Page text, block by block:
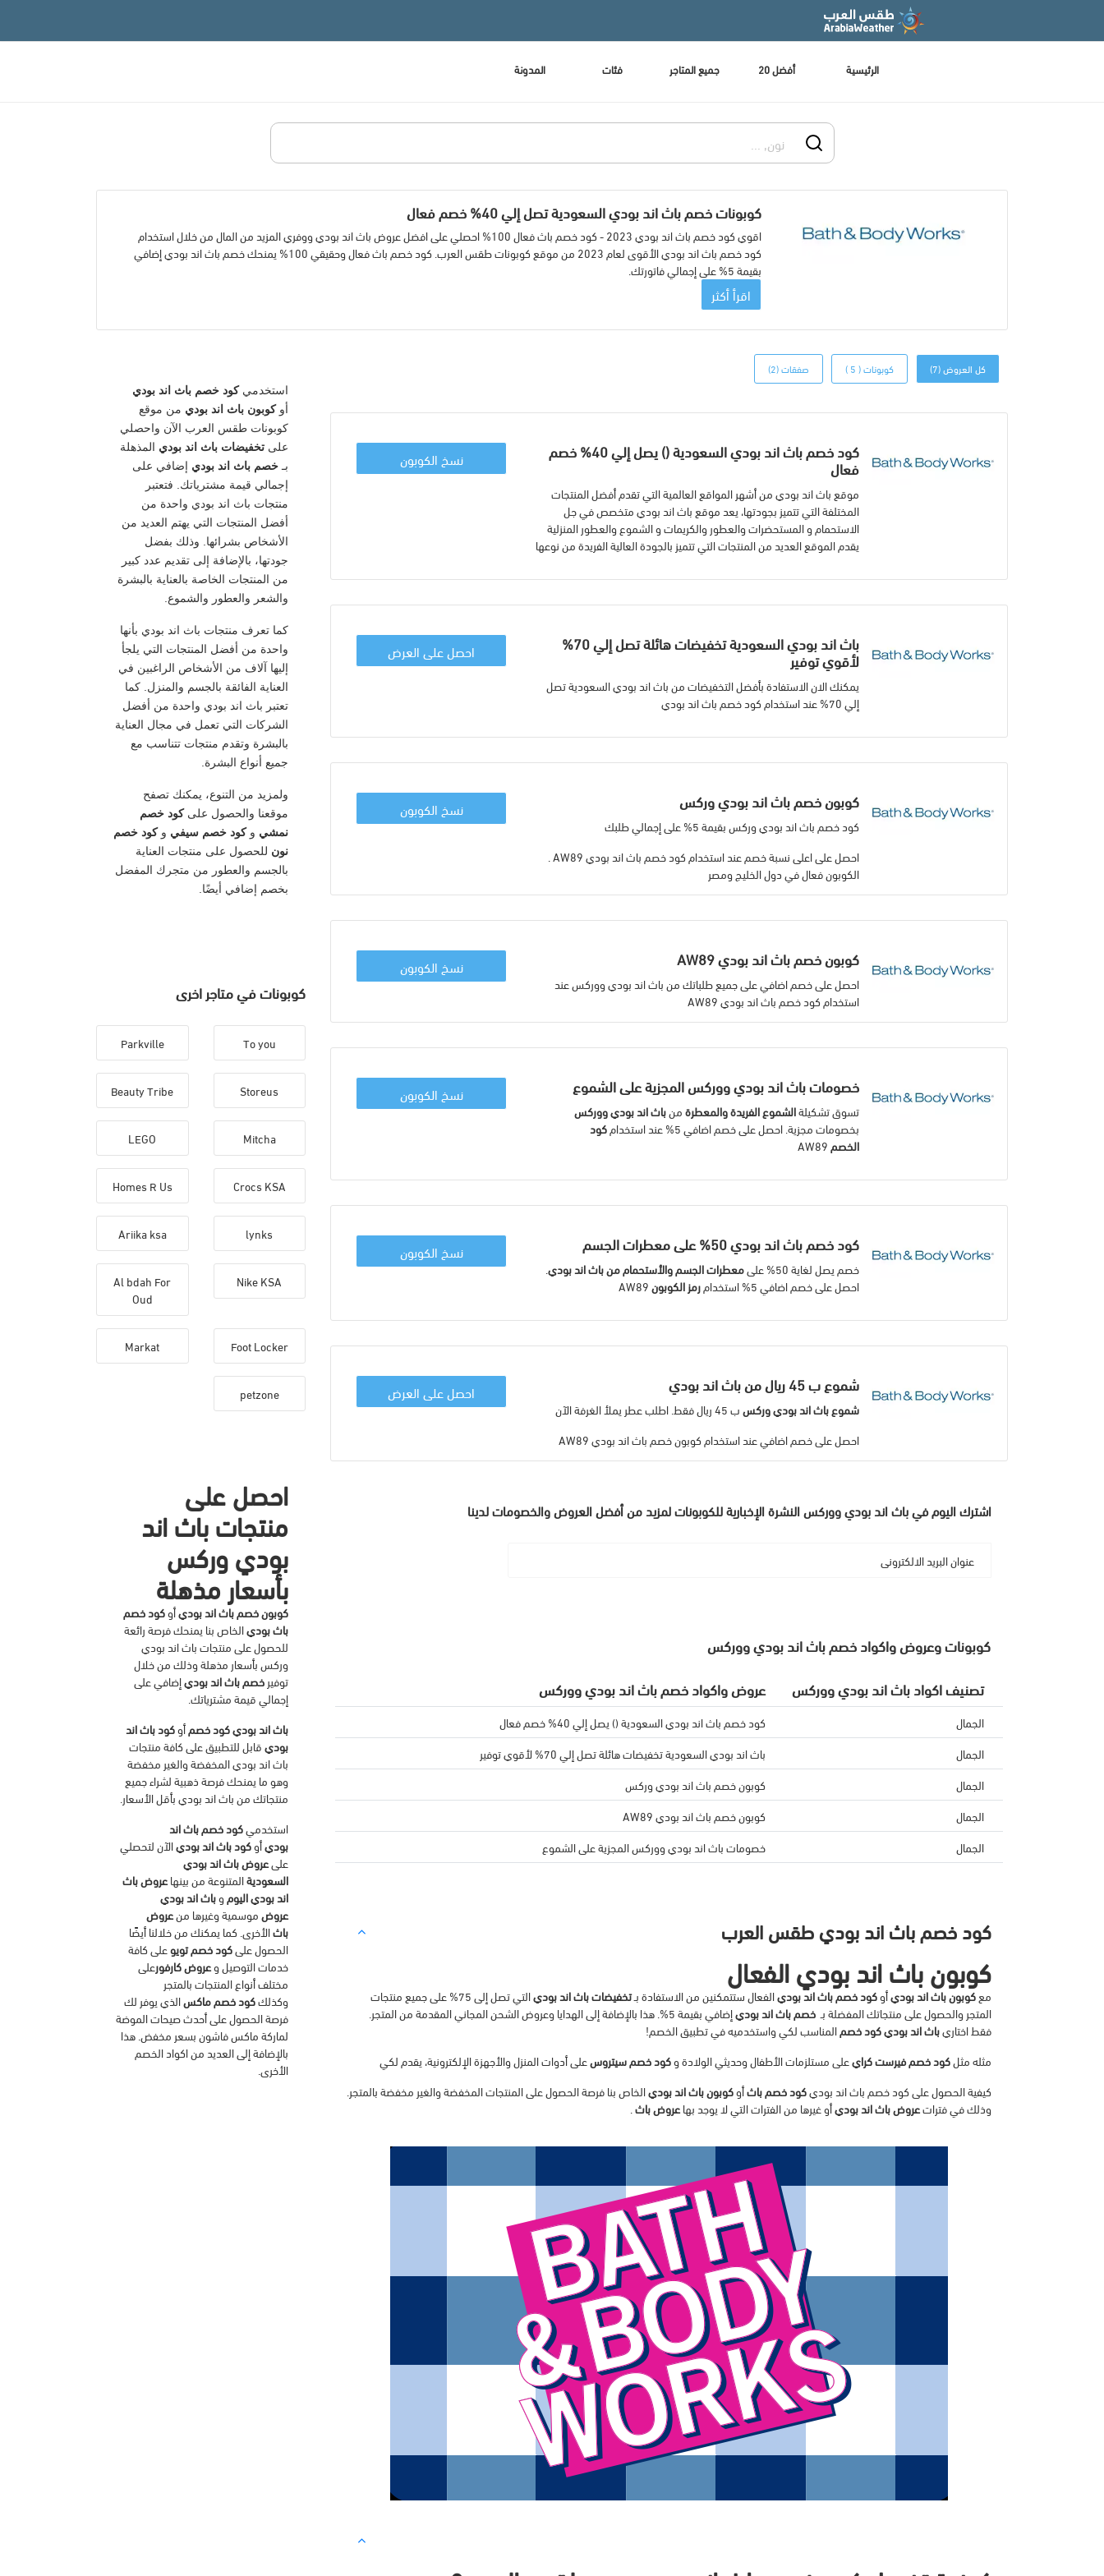
الرئيسية أفضل 20 جميع المتاجر فئات المدونة
كوبونات خصم باث اند بودي السعودية تصل إلي 40% خصم فعال
اقوي كود خصم باث اند بودي 2023 - كود خصم باث فعال 100% احصلي على افضل عروض باث اند بودي ووفري المزيد من المال من خلال استخدام
كود خصم باث اند بودي الأقوى لعام 2023 من موقع كوبونات طقس العرب. كود خصم باث فعال وحقيقي 100% يمنحك خصم باث اند بودي إضافي
بقيمة 5% على إجمالي فاتورتك.
اقرأ أكثر
كل العروض (7) كوبونات ( 5 ) صفقات (2)
كود خصم باث اند بودي السعودية () يصل إلي 40% خصم
فعال
موقع باث اند بودي من أشهر المواقع العالمية التي تقدم أفضل المنتجات
المختلفة التي تتميز بجودتها، يعد موقع باث اند بودي متخصص في جل
الاستحمام و المستحضرات والعطور والكريمات و الشموع والعطور المنزلية
يقدم الموقع العديد من المنتجات التي تتميز بالجودة العالية الفريدة من نوعها
نسخ الكوبون
باث اند بودي السعودية تخفيضات هائلة تصل إلي 70%
لأقوي توفير
يمكنك الان الاستفادة بأفضل التخفيضات من باث اند بودي السعودية تصل
إلي 70% عند استخدام كود خصم باث اند بودي
احصل على العرض
كوبون خصم باث اند بودي وركس
كود خصم باث اند بودي وركس بقيمة 5% على إجمالي طلبك
الكوبون فعال في دول الخليج ومصر
نسخ الكوبون
كوبون خصم باث اند بودي AW89
احصل على خصم اضافي على جميع طلباتك من باث اند بودي ووركس عند
استخدام كود خصم باث اند بودي AW89
نسخ الكوبون
خصومات باث اند بودي ووركس المجزية على الشموع
تسوق تشكيلةالشموع الفريدة والمعطرةمنباث اند بودي ووركس
بخصومات مجزية. احصل على خصم اضافي 5% عند استخدام
كود
الخصم
نسخ الكوبون
كود خصم باث اند بودي 50% على معطرات الجسم
خصم يصل لغاية 50% على معطرات الجسم والأستحمام من باث اند بودي
احصل على خصم اضافي 5% استخدام
رمز الكوبون
نسخ الكوبون
شموع ب 45 ريال من باث اند بودي
شموع باث اند بودي وركسب 45 ريال فقط. اطلب عطر يملأ الغرفة الآن
احصل على خصم اضافي عند استخدام كوبون خصم باث اند بودي AW89
احصل على العرض
اشترك اليوم في باث اند بودي ووركس النشرة الإخبارية للكوبونات لمزيد من أفضل العروض والخصومات لدينا
كوبونات وعروض واكواد خصم باث اند بودي ووركس
تصنيف اكواد باث اند بودي ووركس
عروض واكواد خصم باث اند بودي ووركس
الجمال
كود خصم باث اند بودي السعودية () يصل إلي 40% خصم فعال
الجمال
باث اند بودي السعودية تخفيضات هائلة تصل إلي 70% لأقوي توفير
الجمال
كوبون خصم باث اند بودي وركس
الجمال
كوبون خصم باث اند بودي AW89
الجمال
خصومات باث اند بودي ووركس المجزية على الشموع
كود خصم باث اند بودي طقس العرب
كوبون باث اند بودي الفعال
معكوبون باث اند بوديأوكود خصم باث اند بوديالفعال ستتمكنين من الاستفادة بـتخفيضات باث اند بودي
التي تصل إلى 75% على جميع منتجات
المتجر والحصول على منتجاتك المفضلة بـ خصم باث اند بودي
إضافي بقيمة 5%. هذا بالإضافة إلى الهدايا وعروض الشحن المجاني المقدمة من المتجر.
فقط اختاريباث اند بودي كود خصمالمناسب لكي واستخدميه في تطبيق الخصم!
مثله مثلكود خصم فيرست كرايعلى مستلزمات الأطفال وحديثي الولادة وكود خصم سيتروسعلى أدوات المنزل والأجهزة الإلكترونية، يقدم لكي
كيفية الحصول على كود خصم باث اند بوديكود خصم باثأوكوبون باث اند بوديالخاص بنا فرصة الحصول على المنتجات المخفضة والغير مخفضة بالمتجر.
وذلك في فتراتعروض باث اند بوديأو غيرها من الفترات التي لا يوجد بهاعروض باث
استخدميكود خصم باث اند بودي
أوكوبون باث اند بودي من موقع
كوبونات طقس العرب الآن واحصلي
على تخفيضات باث اند بودي المذهلة
بـ خصم باث اند بودي إضافي على
إجمالي قيمة مشترياتك. فتعتبر
منتجات باث اند بودي واحدة من
أفضل المنتجات التي يهتم العديد من
الأشخاص بشرائها. وذلك بفضل
جودتها، بالإضافة إلى تقديم عدد كبير
من المنتجات الخاصة بالعناية بالبشرة
والشعر والعطور والشموع.
كما تعرف منتجات باث اند بودي بأنها
واحدة من أفضل المنتجات التي يلجأ
إليها آلاف من الأشخاص الراغبين في
العناية الفائقة بالجسم والمنزل. كما
تعتبر باث اند بودي واحدة من أفضل
الشركات التي تعمل في مجال العناية
بالبشرة وتقدم منتجات تتناسب مع
جميع أنواع البشرة.
ولمزيد من التنوع، يمكنك تصفح
موقعنا والحصول علىكود خصم
نمشي وكود خصم سيفي وكود خصم
نون للحصول على منتجات العناية
بالجسم والعطور من متجرك المفضل
بخصم إضافي أيضًا.
كوبونات في متاجر اخرى
To you
Parkville
Storeus
Beauty Tribe
Mitcha
LEGO
Crocs KSA
Homes R Us
lynks
Ariika ksa
Nike KSA
Al bdah For
Oud
Foot Locker
Markat
petzone
احصل على
منتجات باث اند
بودي وركس
بأسعار مذهلة
كوبون خصم باث اند بوديأوكود خصم
باث بوديالخاص بنا يمنحك فرصة رائعة
للحصول على منتجات باث اند بودي
وركس بأسعار مذهلة وذلك من خلال
توفيرخصم باث اند بوديإضافي على
إجمالي قيمة مشترياتك.
باث اند بودي كود خصمأوكود باث اند
بوديقابل للتطبيق على كافة منتجات
باث اند بودي المخفضة والغير مخفضة
وهو ما يمنحك فرصة ذهبية لشراء جميع
منتجاتك من باث اند بودي بأقل الأسعار.
استخدميكود خصم باث اند
بوديأوكود باث اند بوديالآن لتحصلي
علىعروض باث اند بودي
السعوديةالمتنوعة من بينهاعروض باث
اند بودي اليوموباث اند بودي
عروضموسمية وغيرها منعروض
باثالأخرى. كما يمكنك من خلالنا أيضًا
الحصول علىكود خصم تويوعلى كافة
خدمات التوصيل وعروض كارفورعلى
مختلف أنواع المنتجات بالمتجر
وكذلككود خصم ماكسالذي يوفر لك
فرصة الحصول على أحدث صيحات الموضة
لماركة ماكس فاشون بسعر مخفض. هذا
بالإضافة إلى العديد من اكواد الخصم
الأخرى.